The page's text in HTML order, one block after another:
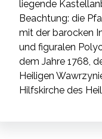
liegende
Beachtung: die
mit der barocken
und figuralen
dem Jahre 1768,
Heiligen
Hilfskirche des